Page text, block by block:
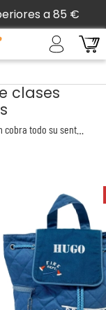
a 85 €
clases
altavoces personalizados, alfombrillas de ratón, llaves USB grabadas, bolígrafos personalizados...